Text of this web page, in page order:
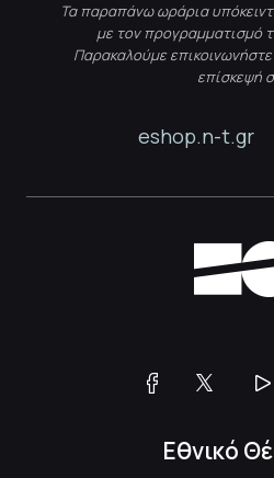
Τα παραπάνω ωράρια
με τον προγραμματισμό
Παρακαλούμε
επίσκεψή
eshop.n-t.gr
Εθνικό